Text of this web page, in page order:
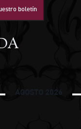
boletín
AGOSTO 2026